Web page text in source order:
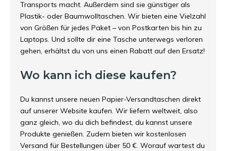
Transports macht. Außerdem sind sie günstiger als
Plastik- oder Baumwolltaschen. Wir bieten eine Vielzahl
von Größen für jedes Paket – von Postkarten bis hin zu
Laptops. Und sollte dir eine Tasche unterwegs verloren
gehen, erhältst du von uns einen Rabatt auf den Ersatz!
Wo kann ich diese kaufen?
Du kannst unsere neuen Papier-Versandtaschen direkt
auf unserer Website kaufen. Wir liefern weltweit, also
ganz gleich, wo du dich befindest, du kannst unsere
Produkte genießen. Zudem bieten wir kostenlosen
Versand für Bestellungen über 50 €. Worauf wartest du